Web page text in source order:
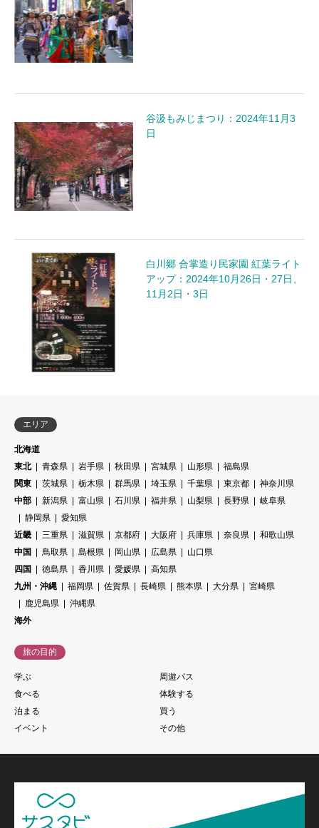
谷汲もみじまつり：2024年11月3
日
白川郷 合掌造り民家園 紅葉ライト
アップ：2024年10月26日・27日、
11月2日・3日
エリア
北海道
東北
青森県 岩手県 秋田県 宮城県 山形県
福島県
関東
茨城県 栃木県 群馬県 埼玉県 千葉県 東京都
神奈川県
中部
新潟県 富山県 石川県 福井県 山梨県 長野県
岐阜県
静岡県
愛知県
近畿
三重県 滋賀県 京都府 大阪府 兵庫県 奈良県
和歌山県
中国
鳥取県 島根県 岡山県 広島県
山口県
四国
徳島県 香川県 愛媛県
高知県
九州・沖縄
福岡県 佐賀県 長崎県 熊本県 大分県
宮崎県
鹿児島県
沖縄県
海外
旅の目的
学ぶ
周遊パス
食べる
体験する
泊まる
買う
イベント
その他